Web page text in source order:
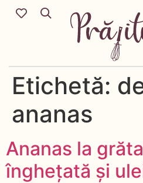
Etichetă:
ananas
Ananas la
înghețată și